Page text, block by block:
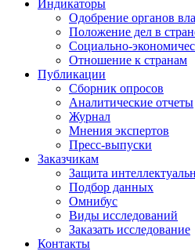
Индикаторы
Одобрение органов
Положение дел в
Социально-
Отношение к странам
Публикации
Сборник опросов
Аналитические отчеты
Журнал
Мнения экспертов
Пресс-выпуски
Заказчикам
Защита
Подбор данных
Омнибус
Виды исследований
Заказать исследование
Контакты